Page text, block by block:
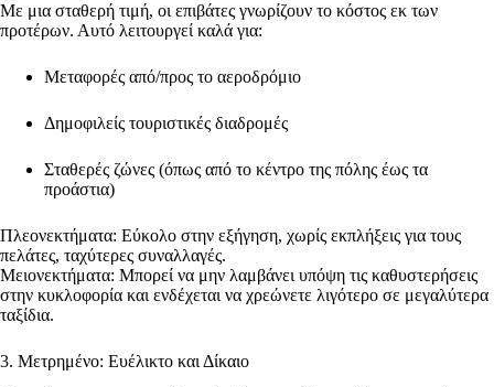
Με μια σταθερή τιμή, οι επιβάτες γνωρίζουν το κόστος εκ των
προτέρων. Αυτό λειτουργεί καλά για:
Μεταφορές από/προς το αεροδρόμιο
Δημοφιλείς τουριστικές διαδρομές
Σταθερές ζώνες (όπως από το κέντρο της πόλης έως τα
προάστια)
Πλεονεκτήματα: Εύκολο στην εξήγηση, χωρίς εκπλήξεις για τους
πελάτες, ταχύτερες συναλλαγές.
Μειονεκτήματα: Μπορεί να μην λαμβάνει υπόψη τις καθυστερήσεις
στην κυκλοφορία και ενδέχεται να χρεώνετε λιγότερο σε μεγαλύτερα
ταξίδια.
3. Μετρημένο: Ευέλικτο και Δίκαιο